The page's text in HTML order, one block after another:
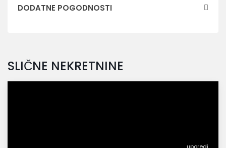
DODATNE POGODNOSTI
SLIČNE NEKRETNINE
uporedi